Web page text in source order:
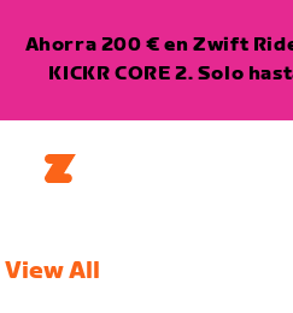
Ahorra 200 € en Zwift
KICKR CORE 2. Solo
View All